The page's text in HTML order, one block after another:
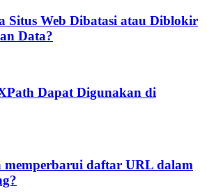
Situs Web Dibatasi atau Diblokir
Data?
Dapat Digunakan di
memperbarui daftar URL dalam